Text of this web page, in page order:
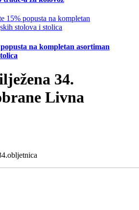
na kompletan asortiman
34.
Livna